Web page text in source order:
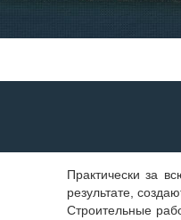
Практически за
результате,
Строительные